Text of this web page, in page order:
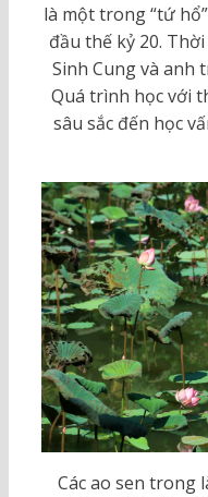
là một trong “tứ
đầu thế kỷ 20.
Sinh Cung và anh
Quá trình học với
sâu sắc đến học
Các ao sen trong